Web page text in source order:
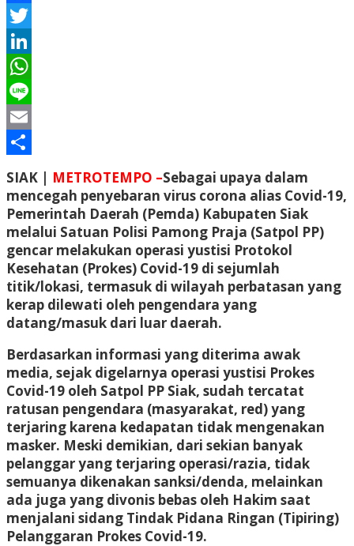
Facebook
Twitter
LinkedIn
WhatsApp
Line
Email
Share
SIAK | METROTEMPO –Sebagai upaya dalam
mencegah penyebaran virus corona alias Covid-19,
Pemerintah Daerah (Pemda) Kabupaten Siak
melalui Satuan Polisi Pamong Praja (Satpol PP)
gencar melakukan operasi yustisi Protokol
Kesehatan (Prokes) Covid-19 di sejumlah
titik/lokasi, termasuk di wilayah perbatasan yang
kerap dilewati oleh pengendara yang
datang/masuk dari luar daerah.
Berdasarkan informasi yang diterima awak
media, sejak digelarnya operasi yustisi Prokes
Covid-19 oleh Satpol PP Siak, sudah tercatat
ratusan pengendara (masyarakat, red) yang
terjaring karena kedapatan tidak mengenakan
masker. Meski demikian, dari sekian banyak
pelanggar yang terjaring operasi/razia, tidak
semuanya dikenakan sanksi/denda, melainkan
ada juga yang divonis bebas oleh Hakim saat
menjalani sidang Tindak Pidana Ringan (Tipiring)
Pelanggaran Prokes Covid-19.